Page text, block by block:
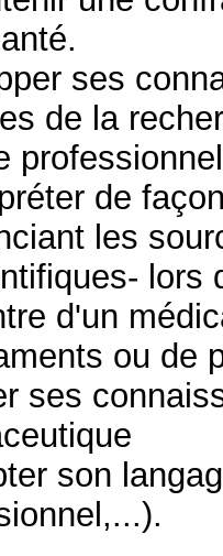
ses
de la
de
les
lors
d'un
ou de
ses
son